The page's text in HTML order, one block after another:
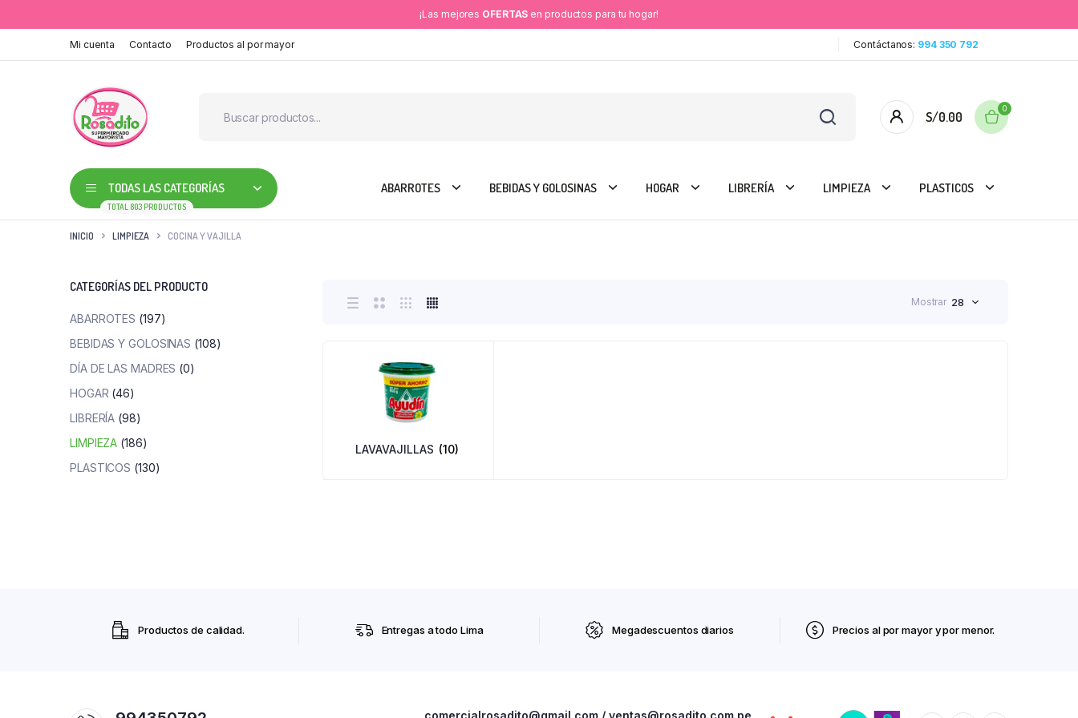
¡Las mejores OFERTAS en productos para tu hogar!
Mi cuenta Contacto Productos al por mayor Contáctanos: 994 350 792
S/0.00
0
TODAS LAS CATEGORÍAS
TOTAL 803 PRODUCTOS
ABARROTES BEBIDAS Y GOLOSINAS HOGAR LIBRERÍA LIMPIEZA PLASTICOS
INICIO LIMPIEZA COCINA Y VAJILLA
Mostrar 28
LAVAVAJILLAS (10)
CATEGORÍAS DEL PRODUCTO
ABARROTES (197)
BEBIDAS Y GOLOSINAS (108)
DÍA DE LAS MADRES (0)
HOGAR (46)
LIBRERÍA (98)
LIMPIEZA (186)
PLASTICOS (130)
Productos de calidad. Entregas a todo Lima Megadescuentos diarios Precios al por mayor y por menor.
comercialrosadito@gmail.com / ventas@rosadito.com.pe